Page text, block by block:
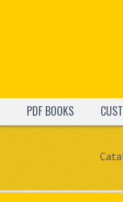
PDF BOOKS